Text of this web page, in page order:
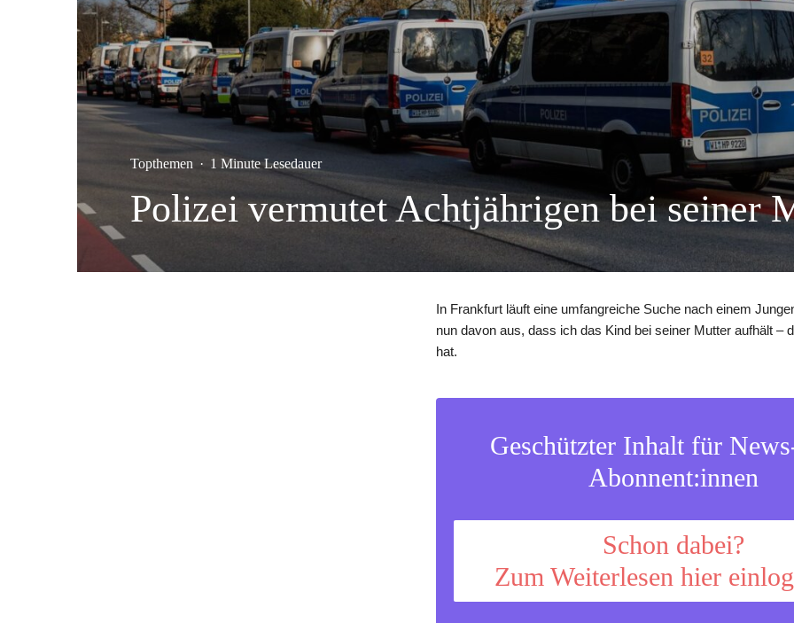
Topthemen · 1 Minute Lesedauer
Polizei vermutet Achtjährigen bei seiner
In Frankfurt läuft eine umfangreiche Suche nach einem
nun davon aus, dass ich das Kind bei seiner Mutter aufhält –
hat.
Geschützter Inhalt für
Abonnent:innen
Schon dabei?
Zum Weiterlesen hier